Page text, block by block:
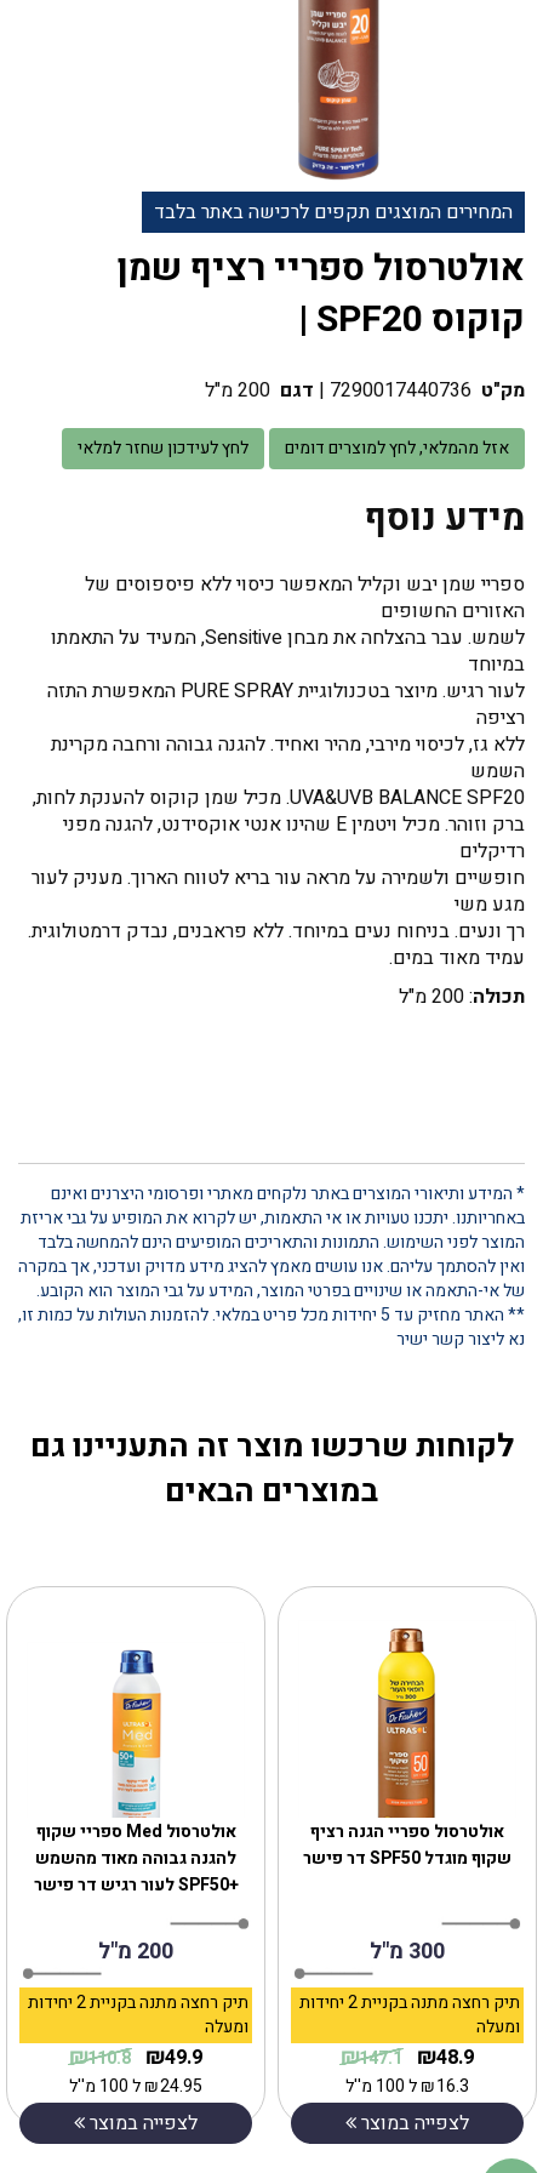
המחירים המוצגים תקפים לרכישה באתר בלבד
אולטרסול ספריי רציף שמן
קוקוס SPF20 |
מק"ט 7290017440736
| דגם 200 מ"ל
אזל מהמלאי, לחץ למוצרים דומים לחץ לעידכון שחזר למלאי
מידע נוסף
ספריי שמן יבש וקליל המאפשר כיסוי ללא פיספוסים של
האזורים החשופים
לשמש. עבר בהצלחה את מבחן Sensitive, המעיד על התאמתו
במיוחד
לעור רגיש. מיוצר בטכנולוגיית PURE SPRAY המאפשרת התזה
רציפה
ללא גז, לכיסוי מירבי, מהיר ואחיד. להגנה גבוהה ורחבה מקרינת
השמש
UVA&UVB BALANCE SPF20. מכיל שמן קוקוס להענקת לחות,
ברק וזוהר. מכיל ויטמין E שהינו אנטי אוקסידנט, להגנה מפני
רדיקלים
חופשיים ולשמירה על מראה עור בריא לטווח הארוך. מעניק לעור
מגע משי
רך ונעים. בניחוח נעים במיוחד. ללא פראבנים, נבדק דרמטולוגית.
עמיד מאוד במים.
תכולה: 200 מ"ל
* המידע ותיאורי המוצרים באתר נלקחים מאתרי ופרסומי היצרנים ואינם
באחריותנו. יתכנו טעויות או אי התאמות, יש לקרוא את המופיע על גבי אריזת
המוצר לפני השימוש. התמונות והתאריכים המופיעים הינם להמחשה בלבד
ואין להסתמך עליהם. אנו עושים מאמץ להציג מידע מדויק ועדכני, אך במקרה
של אי-התאמה או שינויים בפרטי המוצר, המידע על גבי המוצר הוא הקובע.
** האתר מחזיק עד 5 יחידות מכל פריט במלאי. להזמנות העולות על כמות זו,
נא ליצור קשר ישיר
לקוחות שרכשו מוצר זה התעניינו גם
במוצרים הבאים
אולטרסול Med ספריי שקוף
להגנה גבוהה מאוד מהשמש
+SPF50 לעור רגיש דר פישר
200 מ"ל
תיק רחצה מתנה בקניית 2 יחידות
ומעלה
49.9
₪
110.8
₪
24.95
₪ל 100 מ''ל
לצפייה במוצר
אולטרסול ספריי הגנה רציף
שקוף מוגדל SPF50 דר פישר
300 מ"ל
תיק רחצה מתנה בקניית 2 יחידות
ומעלה
48.9
₪
147.1
₪
16.3
₪ל 100 מ''ל
לצפייה במוצר